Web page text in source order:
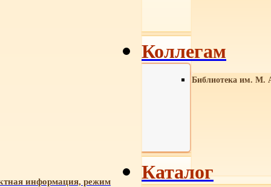
Библиотека им. М.
информация, режим
Коллегам
Каталог